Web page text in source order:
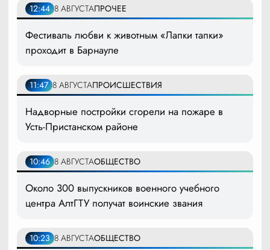
12:44 8 АВГУСТАПРОЧЕЕ
Фестиваль любви к животным «Лапки тапки»
проходит в Барнауле
11:47 8 АВГУСТАПРОИСШЕСТВИЯ
Надворные постройки сгорели на пожаре в
Усть-Пристанском районе
10:46 8 АВГУСТАОБЩЕСТВО
Около 300 выпускников военного учебного
центра АлтГТУ получат воинские звания
10:23 8 АВГУСТАОБЩЕСТВО